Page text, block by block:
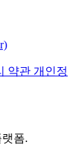
약관 개인정
폼.